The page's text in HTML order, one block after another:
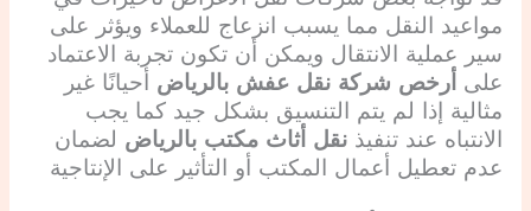
مواعيد النقل مما يسبب انزعاج للعملاء ويؤثر على
سير عملية الانتقال ويمكن أن تكون تجربة الاعتماد
على أرخص شركة نقل عفش بالرياض أحيانًا غير
مثالية إذا لم يتم التنسيق بشكل جيد كما يجب
الانتباه عند تنفيذ نقل أثاث مكتب بالرياض لضمان
عدم تعطيل أعمال المكتب أو التأثير على الإنتاجية